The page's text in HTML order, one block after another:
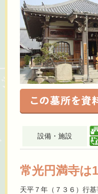
設備・施設
常光円満寺は
天平７年（７３６）行